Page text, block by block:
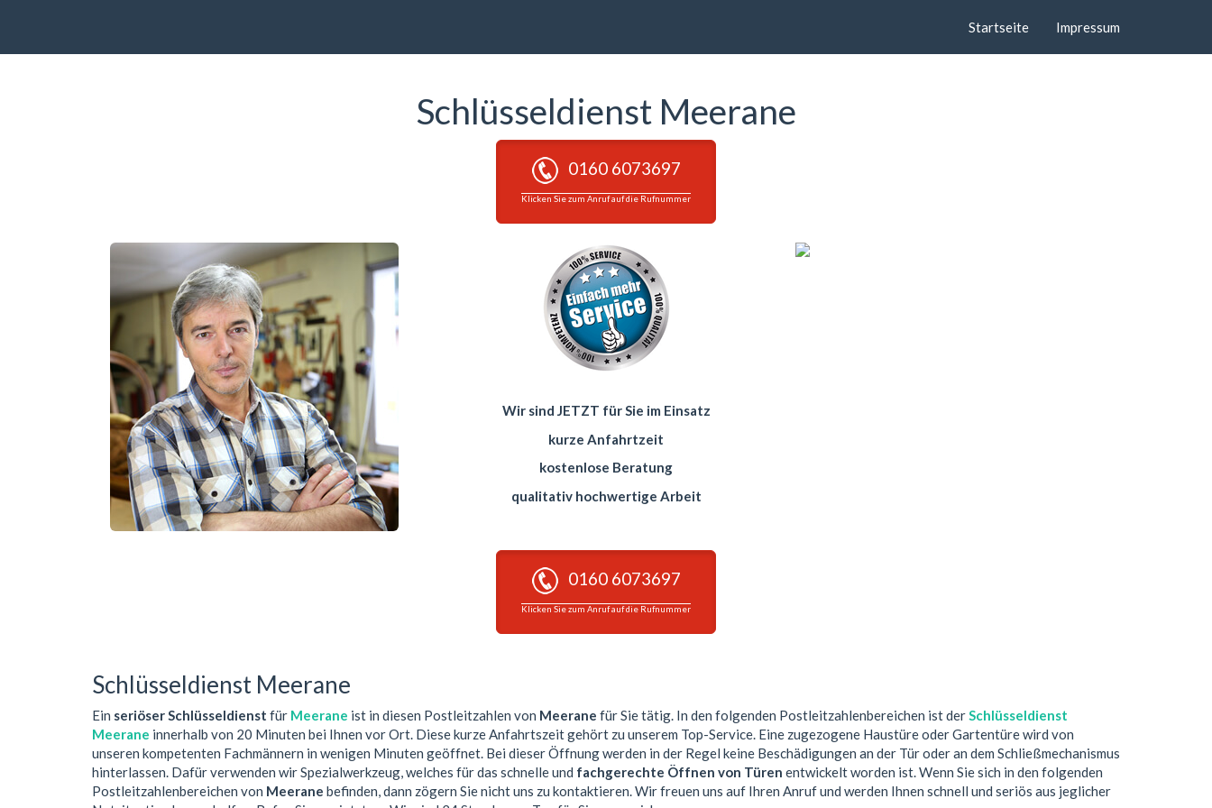
Startseite Impressum
Schlüsseldienst Meerane
0160 6073697
Klicken Sie zum Anruf auf die Rufnummer
Wir sind JETZT für Sie im Einsatz
kurze Anfahrtzeit
kostenlose Beratung
qualitativ hochwertige Arbeit
0160 6073697
Klicken Sie zum Anruf auf die Rufnummer
Schlüsseldienst Meerane
Ein seriöser Schlüsseldienst für Meerane ist in diesen Postleitzahlen von Meerane für Sie tätig. In den folgenden Postleitzahlenbereichen ist derSchlüsseldienst
Meerane innerhalb von 20 Minuten bei Ihnen vor Ort. Diese kurze Anfahrtszeit gehört zu unserem Top-Service. Eine zugezogene Haustüre oder Gartentüre wird von
unseren kompetenten Fachmännern in wenigen Minuten geöffnet. Bei dieser Öffnung werden in der Regel keine Beschädigungen an der Tür oder an dem Schließmechanismus
hinterlassen. Dafür verwenden wir Spezialwerkzeug, welches für das schnelle und fachgerechte Öffnen von Türen entwickelt worden ist. Wenn Sie sich in den folgenden
Postleitzahlenbereichen von Meerane befinden, dann zögern Sie nicht uns zu kontaktieren. Wir freuen uns auf Ihren Anruf und werden Ihnen schnell und seriös aus jeglicher